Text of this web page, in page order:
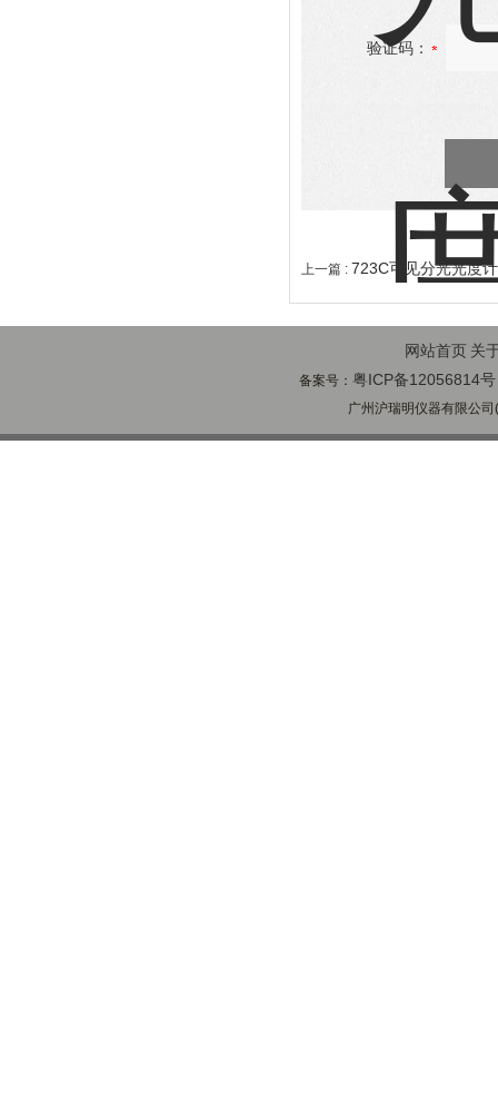
验证码：
上一篇 : 723C可见分光光度计
网站首页 关
备案号： 粤ICP备12056814号
广州沪瑞明仪器有限公